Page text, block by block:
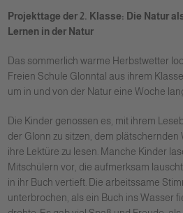
Projekttage der 2. Klasse: Die Natur
Lernen in der Natur
Das sommerlich warme Herbstwetter
Freien Schule Glonntal aus ihrem
um in und von der Natur eine Woche
Die Kinder genossen es, mit ihrem
der Glonn zu sitzen, dem plätschernden
ihre Lektüre zu lesen. Manche Kinder
Mitschülern vor, die aufmerksam
in ihr Buch vertieft. Die arbeitssame
unterbrochen, als ein Buch ins Wasser